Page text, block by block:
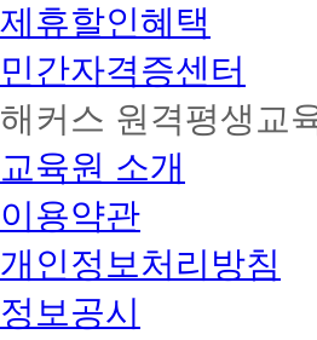
제휴할인혜택
민간자격증센터
해커스 원격평생교
교육원 소개
이용약관
개인정보처리방침
정보공시